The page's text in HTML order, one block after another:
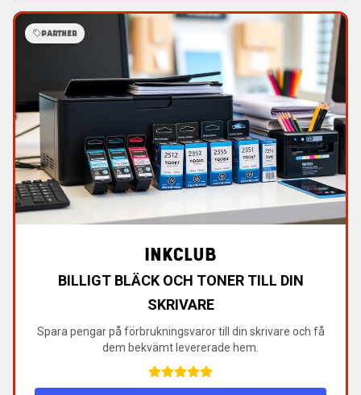
PARTNER
INKCLUB
BILLIGT BLÄCK OCH TONER TILL DIN
SKRIVARE
Spara pengar på förbrukningsvaror till din skrivare och få
dem bekvämt levererade hem.